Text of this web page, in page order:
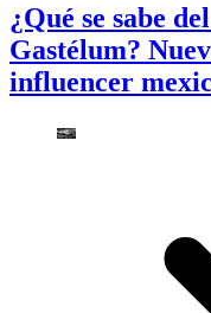
¿Qué se sabe
Gastélum?
influencer